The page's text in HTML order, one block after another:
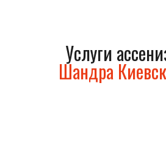
Услуги
Шандра